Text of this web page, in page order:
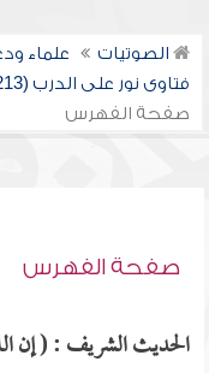
الصوتيات علماء
فتاوى نور على الدرب (213)
صفحة الفهرس
صفحة الفهرس
الحديث الشريف : ( إن